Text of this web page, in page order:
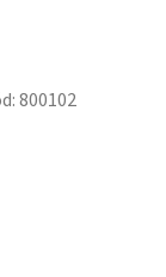
800102